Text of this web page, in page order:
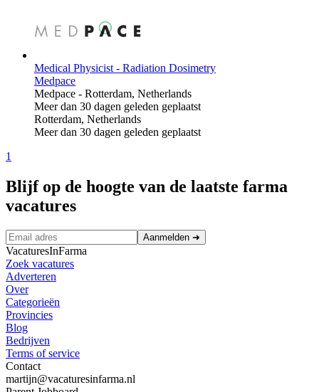
Medical Physicist - Radiation Dosimetry
Medpace
Medpace - Rotterdam, Netherlands
Meer dan 30 dagen geleden geplaatst
Rotterdam, Netherlands
Meer dan 30 dagen geleden geplaatst
1
Blijf op de hoogte van de laatste farma
vacatures
Aanmelden ➜
VacaturesInFarma
Zoek vacatures
Adverteren
Over
Categorieën
Provincies
Blog
Bedrijven
Terms of service
Contact
martijn@vacaturesinfarma.nl